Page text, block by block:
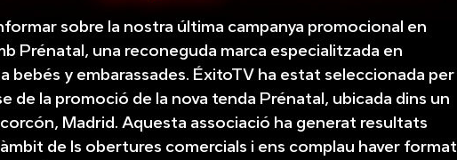
sobre la nostra última campanya promocional en
Prénatal, una reconeguda marca especialitzada en
bebés y embarassades. ÉxitoTV ha estat seleccionada per
de la promoció de la nova tenda Prénatal, ubicada dins un
Madrid. Aquesta associació ha generat resultats
mbit de ls obertures comercials i ens complau haver format